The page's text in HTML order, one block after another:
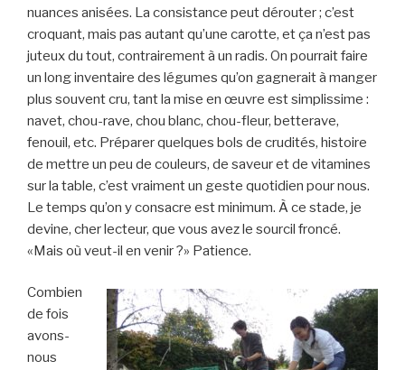
nuances anisées. La consistance peut dérouter ; c’est
croquant, mais pas autant qu’une carotte, et ça n’est pas
juteux du tout, contrairement à un radis. On pourrait faire
un long inventaire des légumes qu’on gagnerait à manger
plus souvent cru, tant la mise en œuvre est simplissime :
navet, chou-rave, chou blanc, chou-fleur, betterave,
fenouil, etc. Préparer quelques bols de crudités, histoire
de mettre un peu de couleurs, de saveur et de vitamines
sur la table, c’est vraiment un geste quotidien pour nous.
Le temps qu’on y consacre est minimum. À ce stade, je
devine, cher lecteur, que vous avez le sourcil froncé.
«Mais où veut-il en venir ?» Patience.
Combien
de fois
avons-
nous